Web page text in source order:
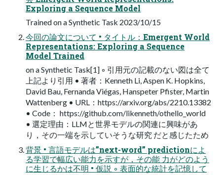
Exploring a Sequence Model
Trained on a Synthetic Task 2023/10/15
今回の論文について • タイトル：Emergent World
Representations: Exploring a Sequence
Model Trained
on a Synthetic Task[1] ◦ 引用元の記載のない図は全て
上記より引用 • 著者：Kenneth Li, Aspen K. Hopkins,
David Bau, Fernanda Viégas, Hanspeter Pfister, Martin
Wattenberg • URL：https://arxiv.org/abs/2210.13382
• Code： https://github.com/likenneth/othello_world
• 選定理由：LLMと世界モデルの関連に興味があ
り，その一端を示していそうな研究 だと感じたため
背景 • 言語モデルは”next-word” predictionによ
る学習で幅広い能力を示すが，その能 力がどのよう
に生じるかは不明 • 仮説 ◦ 表面的な統計を記憶して